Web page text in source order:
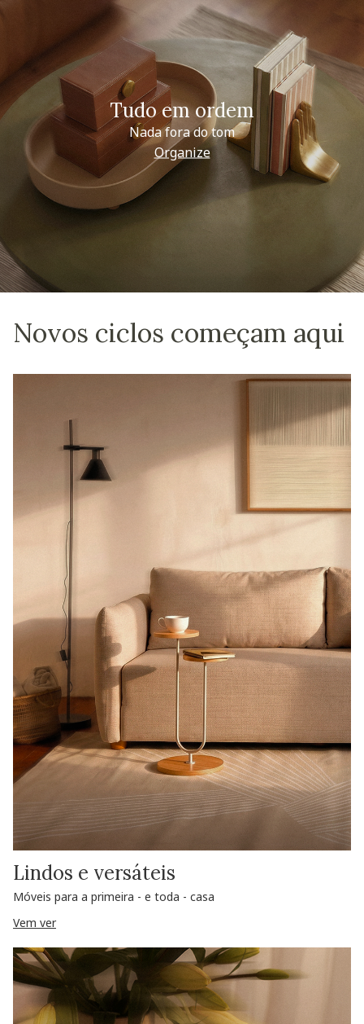
Tudo em ordem
Nada fora do tom
Organize
Novos ciclos começam aqui
Lindos e versáteis
Móveis para a primeira - e toda - casa
Vem ver